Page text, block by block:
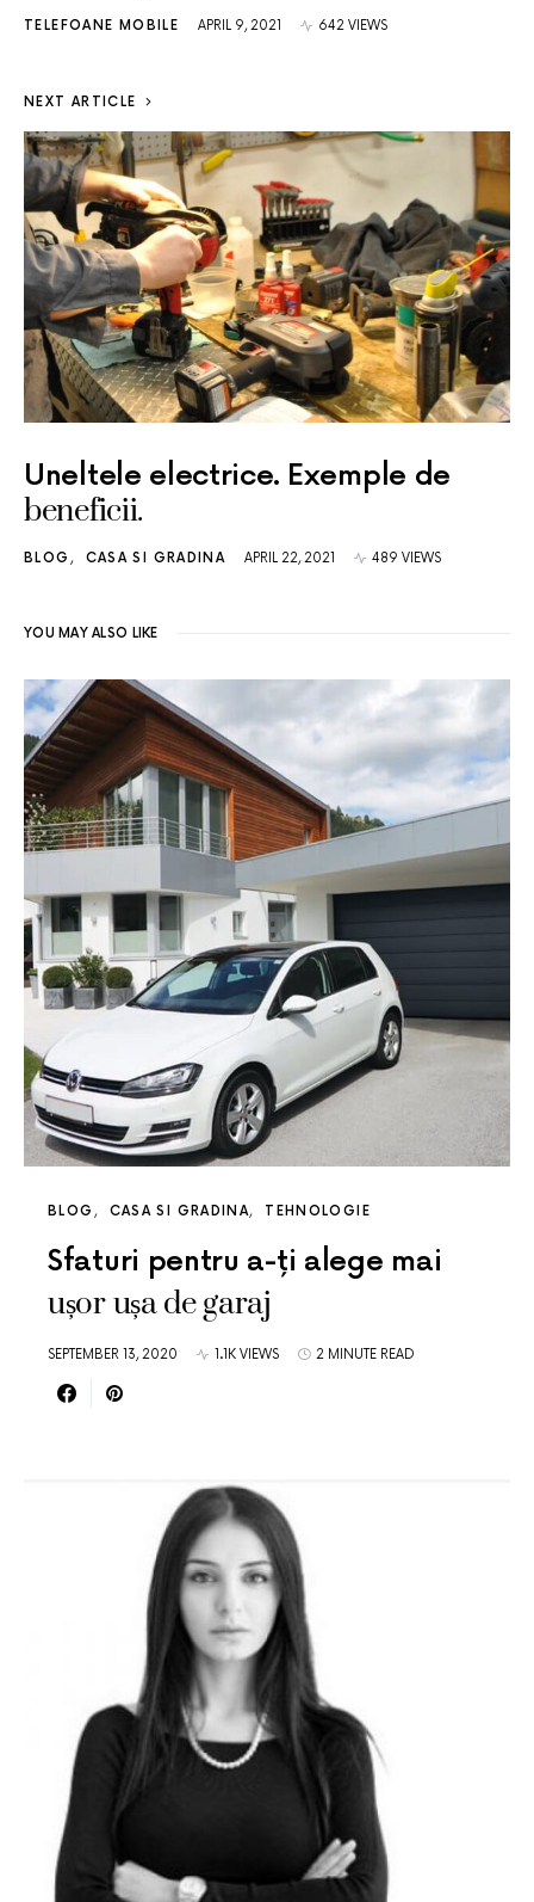
TELEFOANE MOBILE APRIL 9, 2021 642 VIEWS
NEXT ARTICLE
Uneltele electrice. Exemple de
beneficii.
BLOG CASA SI GRADINA APRIL 22, 2021 489 VIEWS
YOU MAY ALSO LIKE
BLOG CASA SI GRADINA TEHNOLOGIE
Sfaturi pentru a-ți alege mai
ușor ușa de garaj
SEPTEMBER 13, 2020 1.1K VIEWS 2 MINUTE READ